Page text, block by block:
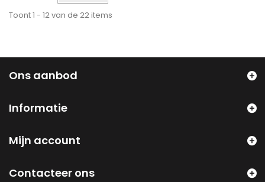
Toont 1 - 12 van de 22 items
Ons aanbod
Informatie
Mijn account
Contacteer ons